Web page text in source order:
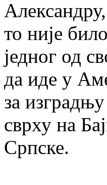
то није
једног од
да иде у
за
сврху на
Српске.